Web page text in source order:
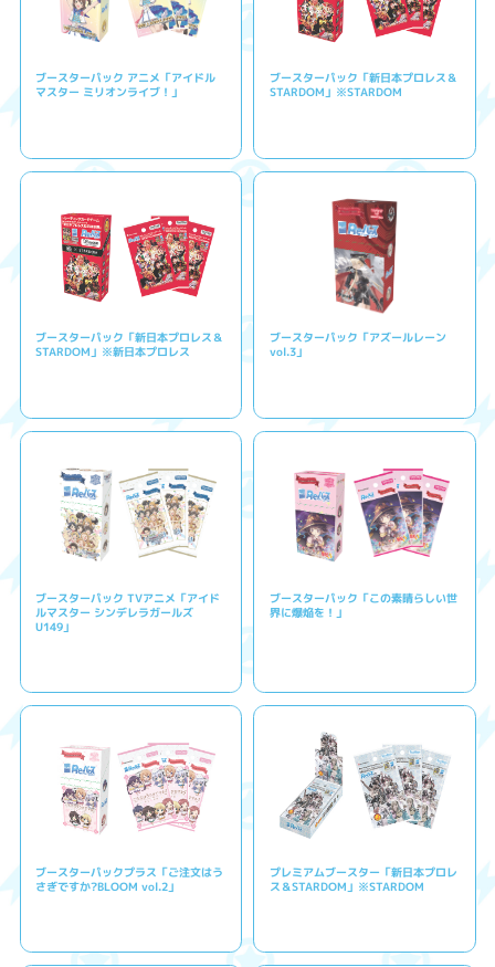
ブースターパック アニメ「アイドル
マスター ミリオンライブ！」
ブースターパック「新日本プロレス＆
STARDOM」※STARDOM
ブースターパック「新日本プロレス＆
STARDOM」※新日本プロレス
ブースターパック「アズールレーン
vol.3」
ブースターパック TVアニメ「アイド
ルマスター シンデレラガールズ
U149」
ブースターパック「この素晴らしい世
界に爆焔を！」
ブースターパックプラス「ご注文はう
さぎですか?BLOOM vol.2」
プレミアムブースター「新日本プロレ
ス＆STARDOM」※STARDOM